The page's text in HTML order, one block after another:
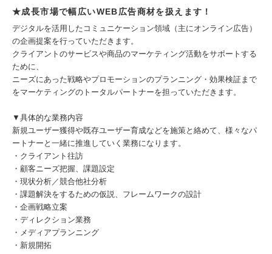
★成長市場で幅広いWEB広告商材を扱えます！
デジタルを活用したコミュニケーション領域（主にオンライン広告）
の企画提案を行っていただきます。
クライアントのサービスや商品のマーケティング活動をサポートする
ために、
ニーズにあった戦略やプロモーションのプランニング・効果検証まで
をマーケティングのトータルパートナーを担っていただきます。
▼具体的な業務内容
新規ユーザー獲得や既存ユーザー育成などを施策と絡めて、様々なパ
ートナーと一緒に推進していく業務になります。
・クライアント往訪
・顧客ニーズ把握、課題設定
・現状分析／競合他社分析
・課題解決をするための仮説、フレームワークの設計
・企画戦略立案
・ディレクション業務
・メディアプランニング
・新規開拓